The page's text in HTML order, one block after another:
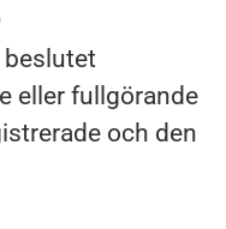
eller fullgörande
och den